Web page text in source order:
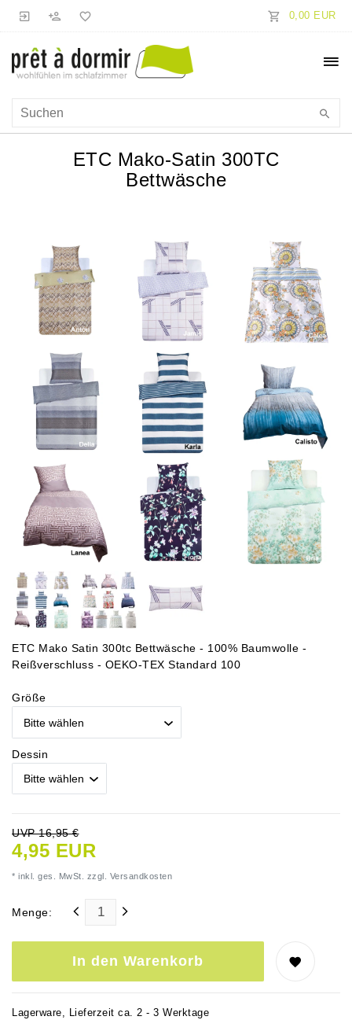
0,00 EUR
ETC Mako-Satin 300TC
Bettwäsche
ETC Mako Satin 300tc Bettwäsche - 100% Baumwolle -
Reißverschluss - OEKO-TEX Standard 100
Größe
Dessin
UVP 16,95 €
4,95 EUR
* inkl. ges. MwSt. zzgl. Versandkosten
Menge:
In den Warenkorb
Lagerware, Lieferzeit ca. 2 - 3 Werktage